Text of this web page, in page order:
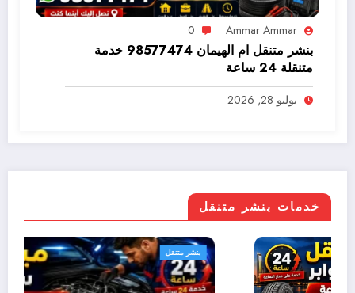
Ammar Ammar
0
بنشر متنقل ام الهيمان 98577474 خدمة
متنقلة 24 ساعة
يوليو 28, 2026
خدمات بنشر متنقل
بنشر متنقل